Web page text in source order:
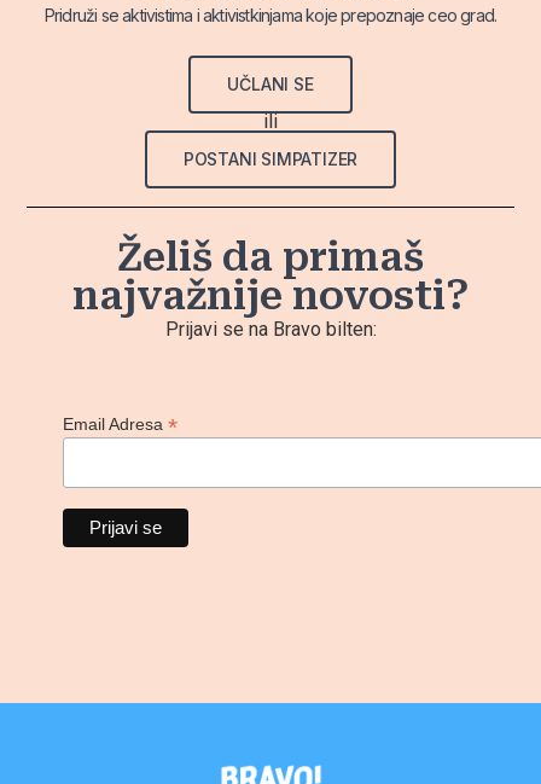
Pridruži se aktivistima i aktivistkinjama koje prepoznaje ceo grad.
UČLANI SE
ili
POSTANI SIMPATIZER
Želiš da primaš
najvažnije novosti?
Prijavi se na Bravo bilten:
Email Adresa*